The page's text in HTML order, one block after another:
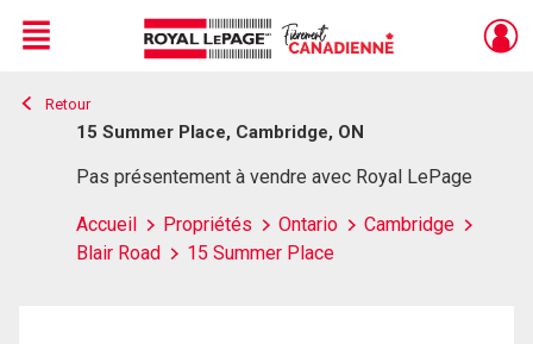
Live
En Direct
Menu
Retour
15 Summer Place, Cambridge, ON
Pas présentement à vendre avec Royal LePage
Accueil Propriétés Ontario
Cambridge
Blair Road
15 Summer Place